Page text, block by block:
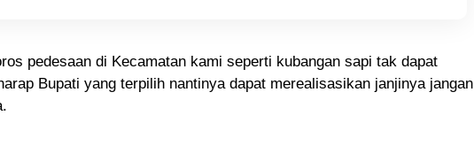
pedesaan di Kecamatan kami seperti kubangan sapi tak dapat
Bupati yang terpilih nantinya dapat merealisasikan janjinya jangan